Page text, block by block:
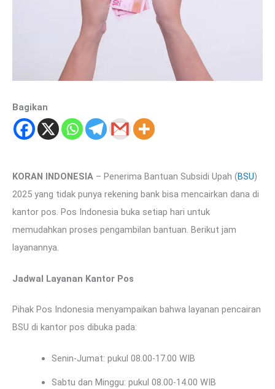
Bagikan
KORAN INDONESIA – Penerima Bantuan Subsidi Upah (BSU)
2025 yang tidak punya rekening bank bisa mencairkan dana di
kantor pos. Pos Indonesia buka setiap hari untuk
memudahkan proses pengambilan bantuan. Berikut jam
layanannya.
Jadwal Layanan Kantor Pos
Pihak Pos Indonesia menyampaikan bahwa layanan pencairan
BSU di kantor pos dibuka pada:
Senin-Jumat: pukul 08.00-17.00 WIB
Sabtu dan Minggu: pukul 08.00-14.00 WIB